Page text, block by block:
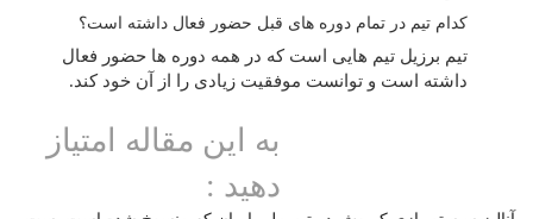
کدام تیم در تمام دوره های قبل حضور فعال داشته است؟
تیم برزیل تیم هایی است که در همه دوره ها حضور فعال
داشته است و توانست موفقیت زیادی را از آن خود کند.
به این مقاله امتیاز
دهید :